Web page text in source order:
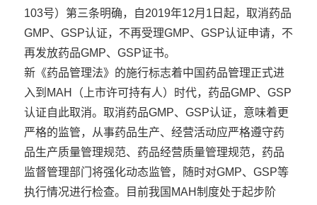
103号）第三条明确，自2019年12月1日起，取消药品
GMP、GSP认证，不再受理GMP、GSP认证申请，不
再发放药品GMP、GSP证书。
新《药品管理法》的施行标志着中国药品管理正式进
入到MAH（上市许可持有人）时代，药品GMP、GSP
认证自此取消。取消药品GMP、GSP认证，意味着更
严格的监管，从事药品生产、经营活动应严格遵守药
品生产质量管理规范、药品经营质量管理规范，药品
监督管理部门将强化动态监管，随时对GMP、GSP等
执行情况进行检查。目前我国MAH制度处于起步阶